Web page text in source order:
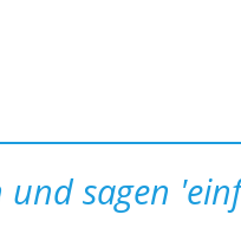
sagen